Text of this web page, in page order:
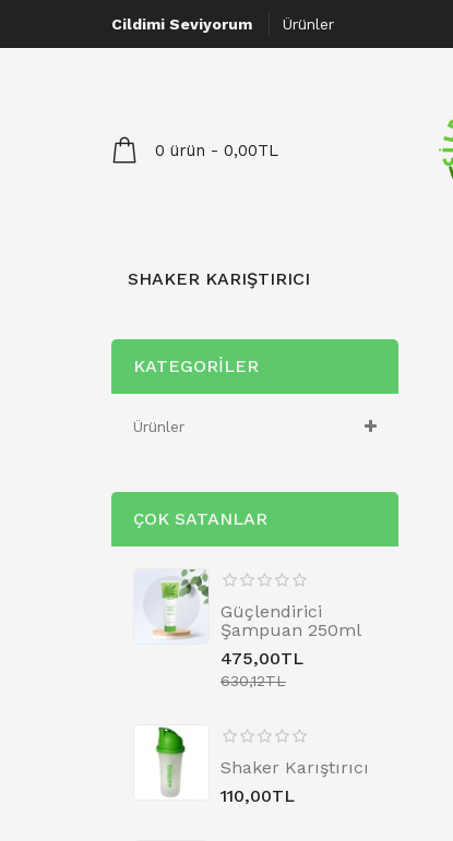
Cildimi Seviyorum Ürünler
0 ürün - 0,00TL
SHAKER KARIŞTIRICI
KATEGORILER
Ürünler
ÇOK SATANLAR
Güçlendirici
Şampuan 250ml
475,00TL
630,12TL
Shaker Karıştırıcı
110,00TL